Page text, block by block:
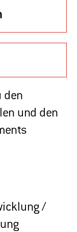
den
und den
/